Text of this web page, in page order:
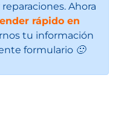
Ahora
rápido en
tu información
formulario 🙂